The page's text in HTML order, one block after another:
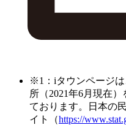
※1：iタウンページは
所（2021年6月現在
ております。日本の
イト（https://